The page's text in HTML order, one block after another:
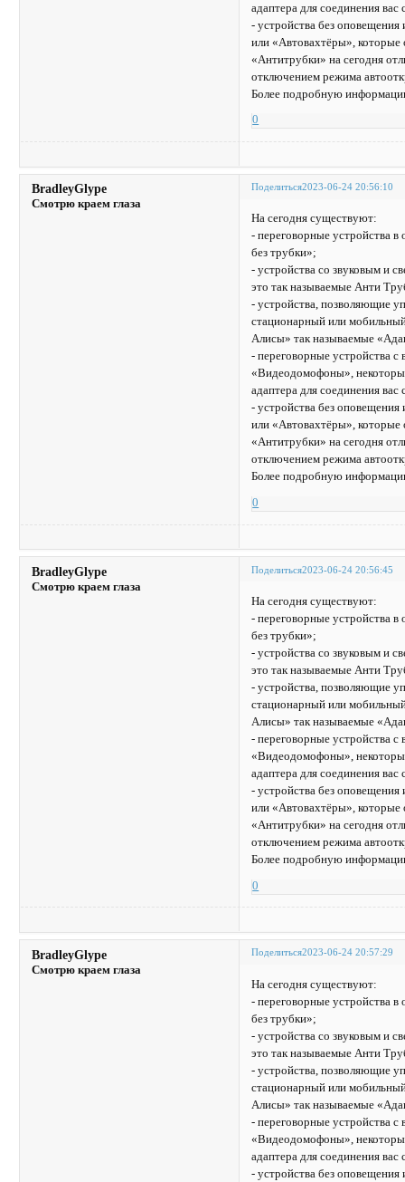
адаптера для соединения
- устройства без
или «Автовахтёры», которые
«Антитрубки» на сегодня
отключением режима
Более подробную
0
Поделиться2023-06-24 20:56:10
BradleyGlype
Смотрю краем глаза
На сегодня существуют:
- переговорные устройства
без трубки»;
- устройства со звуковым и
это так называемые Анти
- устройства, позволяющие
стационарный или
Алисы» так называемые
- переговорные устройства
«Видеодомофоны»,
адаптера для соединения
- устройства без
или «Автовахтёры», которые
«Антитрубки» на сегодня
отключением режима
Более подробную
0
Поделиться2023-06-24 20:56:45
BradleyGlype
Смотрю краем глаза
На сегодня существуют:
- переговорные устройства
без трубки»;
- устройства со звуковым и
это так называемые Анти
- устройства, позволяющие
стационарный или
Алисы» так называемые
- переговорные устройства
«Видеодомофоны»,
адаптера для соединения
- устройства без
или «Автовахтёры», которые
«Антитрубки» на сегодня
отключением режима
Более подробную
0
Поделиться2023-06-24 20:57:29
BradleyGlype
Смотрю краем глаза
На сегодня существуют:
- переговорные устройства
без трубки»;
- устройства со звуковым и
это так называемые Анти
- устройства, позволяющие
стационарный или
Алисы» так называемые
- переговорные устройства
«Видеодомофоны»,
адаптера для соединения
- устройства без